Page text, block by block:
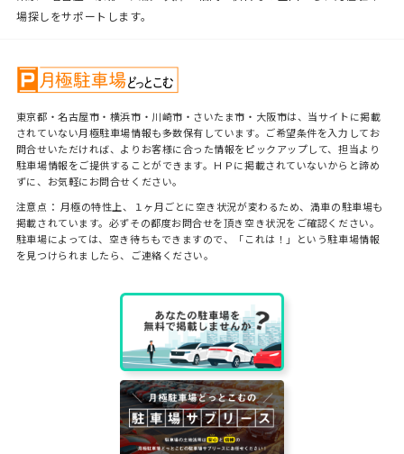
場探しをサポートします。
東京都・名古屋市・横浜市・川崎市・さいたま市・大阪市は、当サイトに掲載
されていない月極駐車場情報も多数保有しています。ご希望条件を入力してお
問合せいただければ、よりお客様に合った情報をピックアップして、担当より
駐車場情報をご提供することができます。ＨＰに掲載されていないからと諦め
ずに、お気軽にお問合せください。
注意点： 月極の特性上、１ヶ月ごとに空き状況が変わるため、満車の駐車場も
掲載されています。必ずその都度お問合せを頂き空き状況をご確認ください。
駐車場によっては、空き待ちもできますので、「これは！」という駐車場情報
を見つけられましたら、ご連絡ください。